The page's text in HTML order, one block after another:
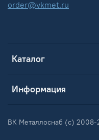
Каталог
Информация
order@vkmet.ru
ВК Металлоснаб (c) 2008-